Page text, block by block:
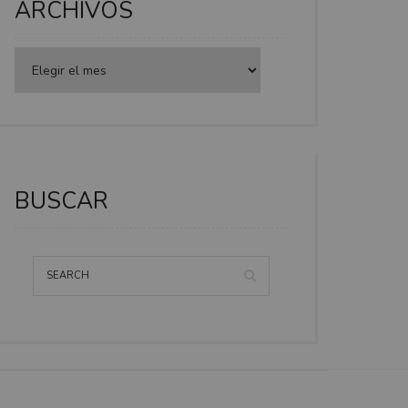
ARCHIVOS
BUSCAR